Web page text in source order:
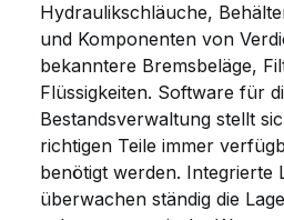
Hydraulikschläuche,
und Komponenten von
bekanntere Bremsbeläge,
Flüssigkeiten. Software für
Bestandsverwaltung stellt
richtigen Teile immer
benötigt werden. Integrierte
überwachen ständig die